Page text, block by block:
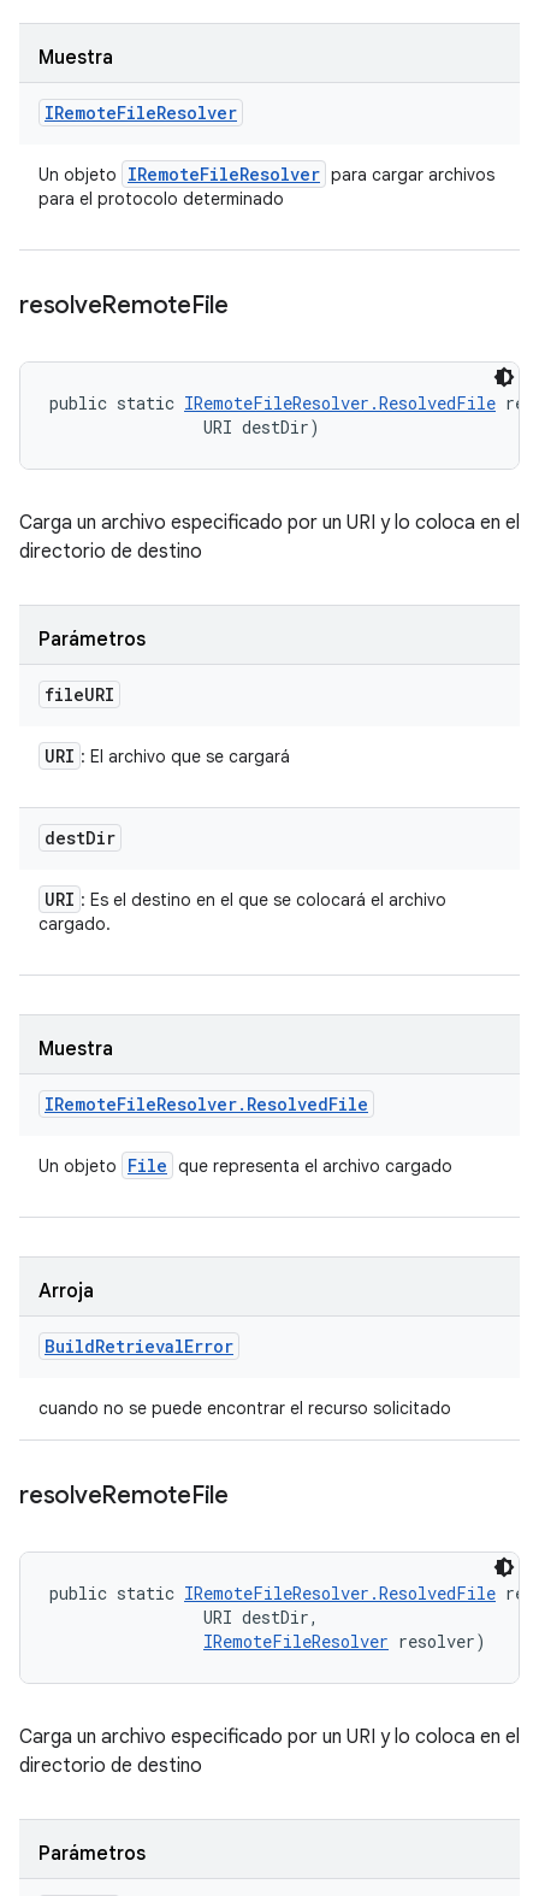
Muestra
IRemoteFileResolver
Un objeto IRemoteFileResolver para cargar archivos
para el protocolo determinado
resolveRemoteFile
public static IRemoteFileResolver.ResolvedFile
                URI destDir)
Carga un archivo especificado por un URI y lo coloca en el
directorio de destino
Parámetros
fileURI
URI : El archivo que se cargará
destDir
URI : Es el destino en el que se colocará el archivo
cargado.
Muestra
IRemoteFileResolver. ResolvedFile
Un objeto File que representa el archivo cargado
Arroja
BuildRetrievalError
cuando no se puede encontrar el recurso solicitado
resolveRemoteFile
public static IRemoteFileResolver.ResolvedFile
                URI destDir,
IRemoteFileResolver resolver)
Carga un archivo especificado por un URI y lo coloca en el
directorio de destino
Parámetros